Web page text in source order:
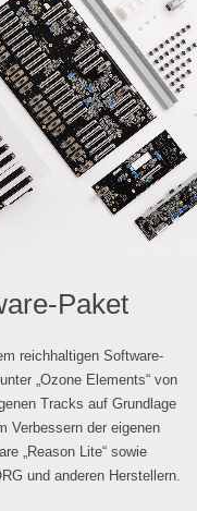
Paket
reichhaltigen Software-
„Ozone Elements“ von
Tracks auf Grundlage
Verbessern der eigenen
„Reason Lite“ sowie
und anderen Herstellern.